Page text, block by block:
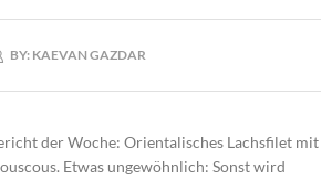
BY: KAEVAN GAZDAR
der Woche: Orientalisches Lachsfilet mit
Etwas ungewöhnlich: Sonst wird